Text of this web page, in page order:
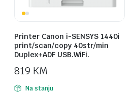
Printer Canon i-SENSYS 1440i
print/scan/copy 40str/min
Duplex+ADF USB.WiFi.
819 KM
Na stanju